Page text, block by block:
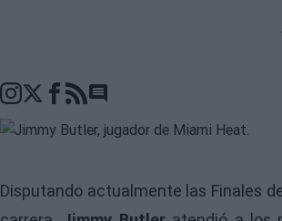
Go to comments seciton
Disputando actualmente las Finales